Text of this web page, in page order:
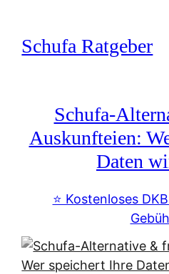
springen
Schufa Ratgeber
Schufa-
Auskunfteien:
Daten
⭐️ Kostenloses